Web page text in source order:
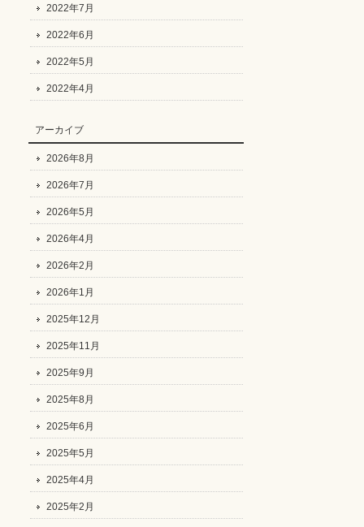
2022年7月
2022年6月
2022年5月
2022年4月
アーカイブ
2026年8月
2026年7月
2026年5月
2026年4月
2026年2月
2026年1月
2025年12月
2025年11月
2025年9月
2025年8月
2025年6月
2025年5月
2025年4月
2025年2月